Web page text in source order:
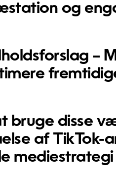
og
–
bruge disse
af TikTok-